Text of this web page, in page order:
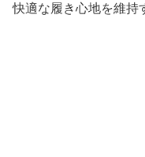
快適な履き心地を維持